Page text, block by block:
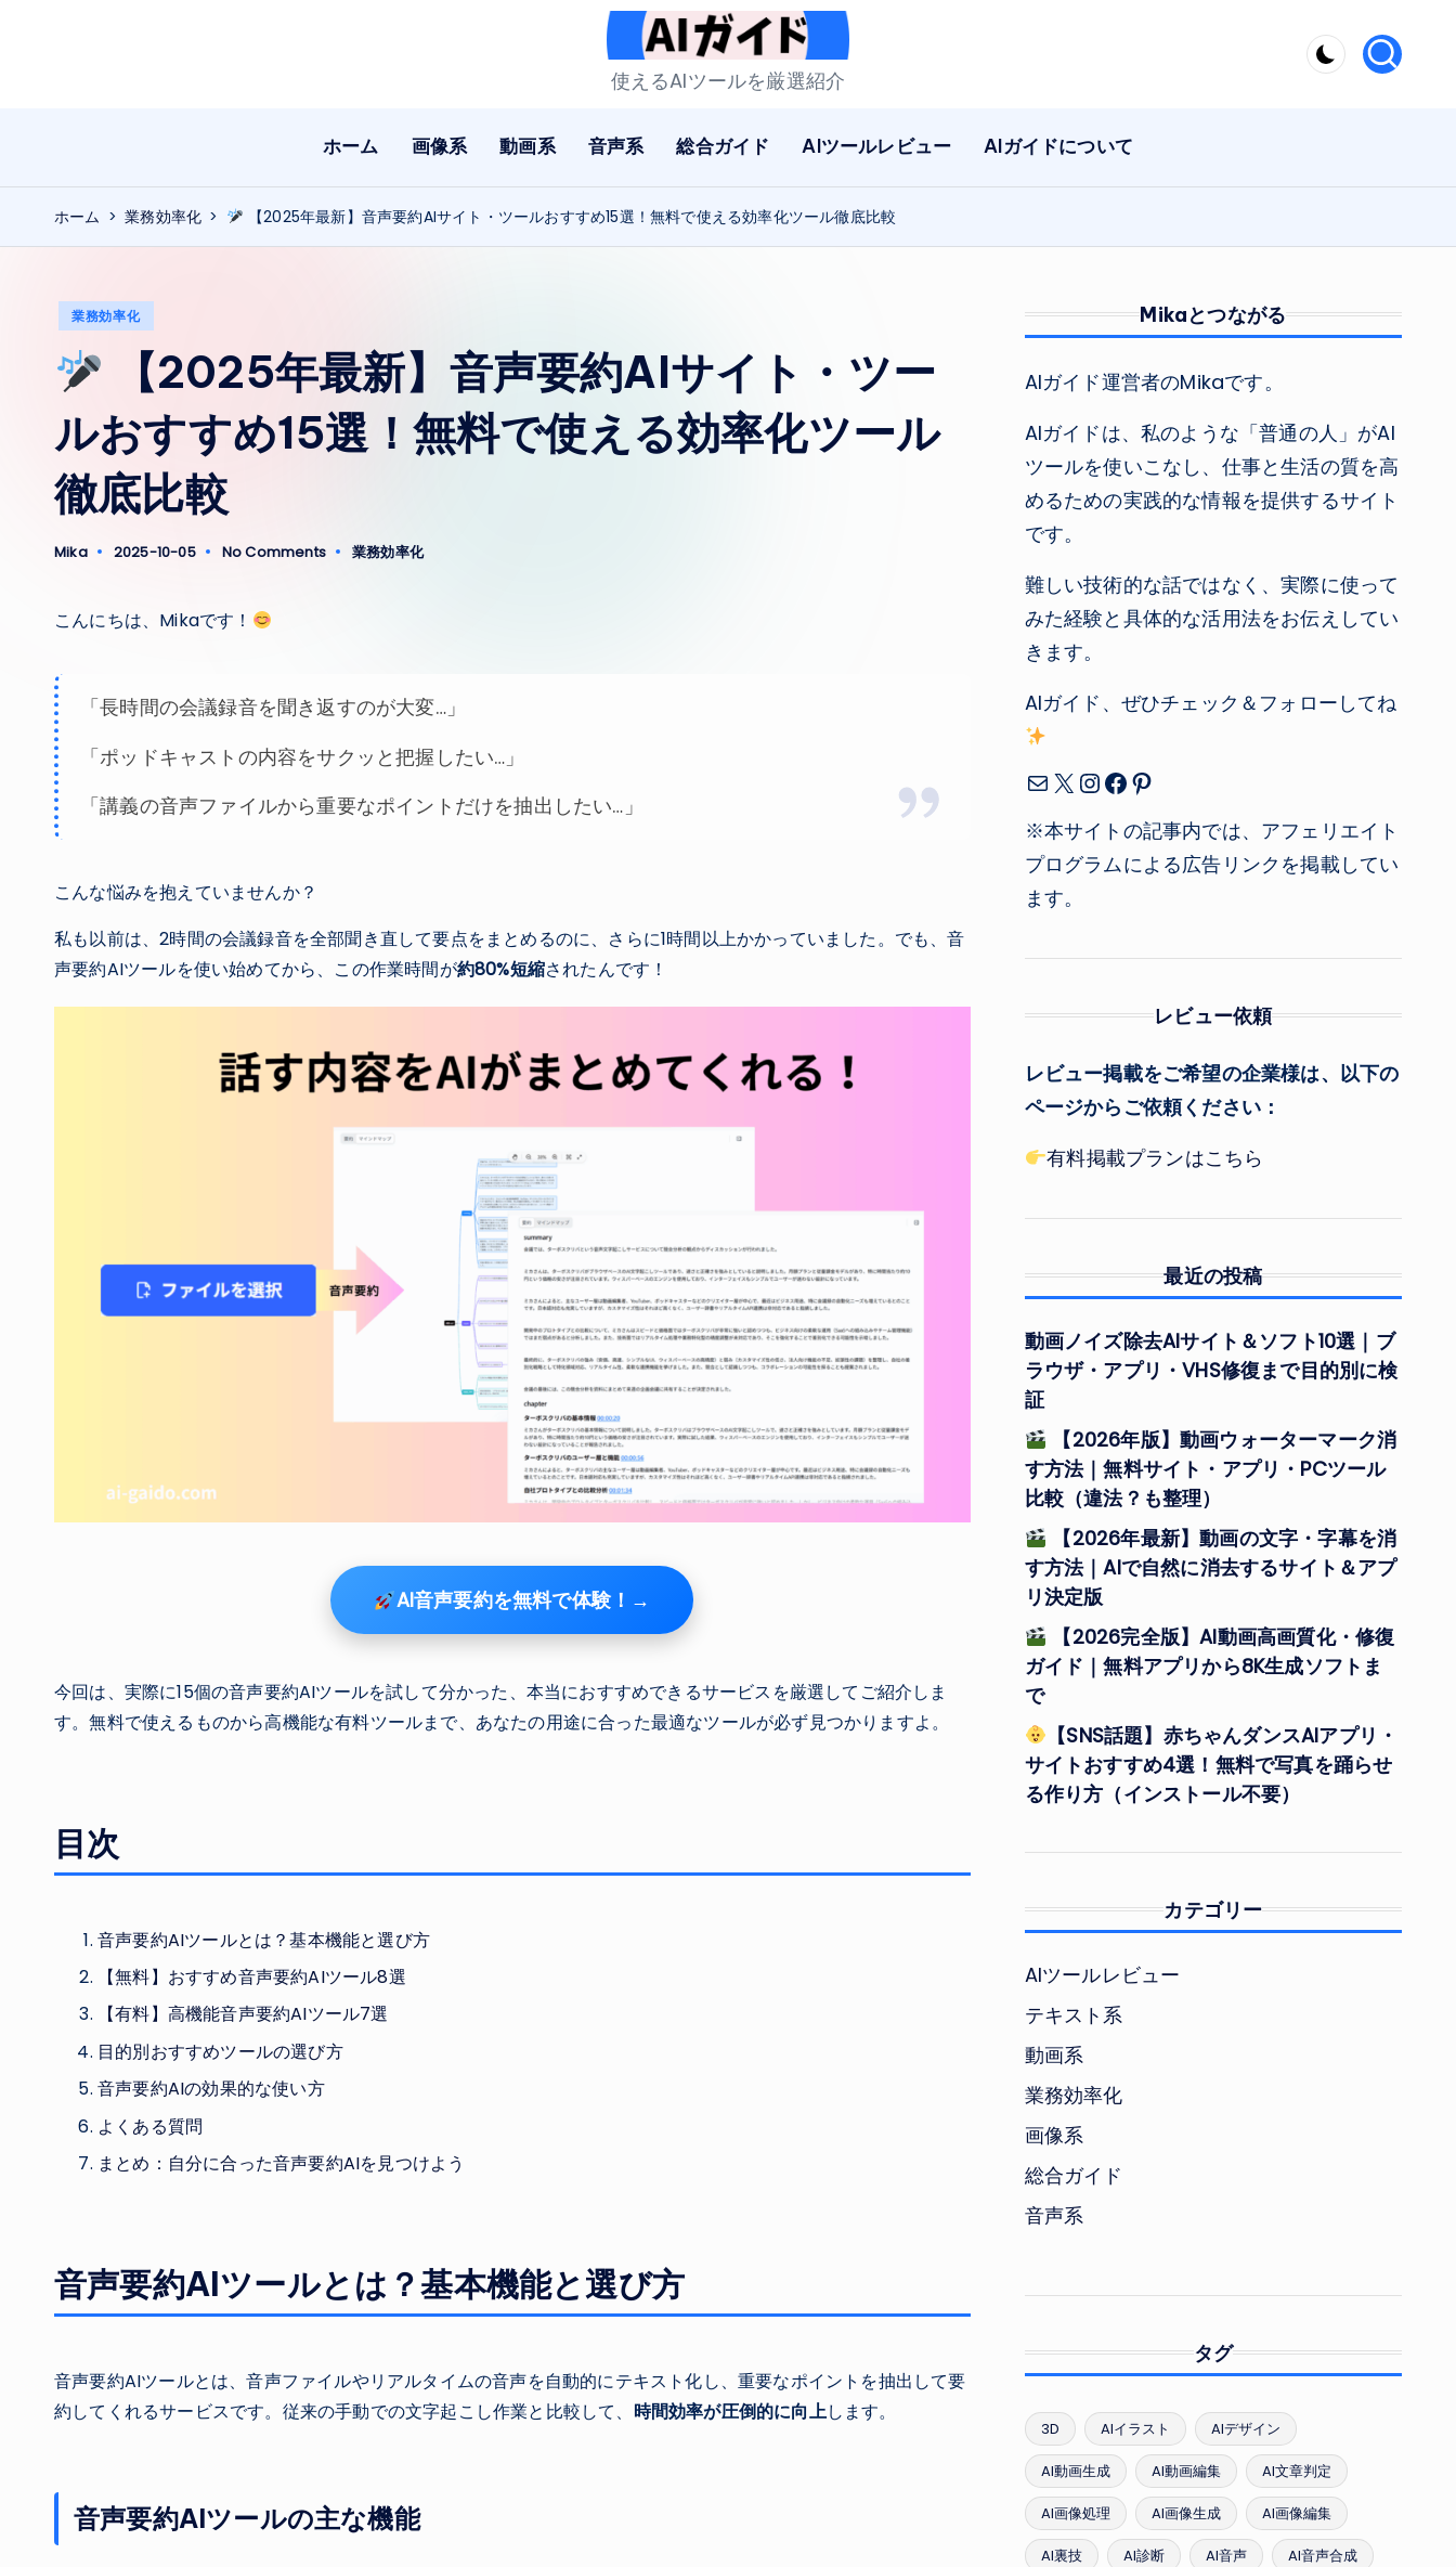
A
ガ
イ
ド
使えるAIツールを厳選紹介
ホーム 画像系 動画系 音声系 総合ガイド AIツールレビュー AIガイドについて
ホーム > 業務効率化 > 【2025年最新】音声要約AIサイト・ツールおすすめ15選！無料で使える効率化ツール徹底比較
Posted
業務効率化
【2025年最新】音声要約AIサイト・ツー
ルおすすめ15選！無料で使える効率化ツール
徹底比較
Posted
Mika 2025-10-05 No Comments Posted
業務効率化
こんにちは、Mikaです！
「長時間の会議録音を聞き返すのが大変…」
「ポッドキャストの内容をサクッと把握したい…」
「講義の音声ファイルから重要なポイントだけを抽出したい…」
こんな悩みを抱えていませんか？
私も以前は、2時間の会議録音を全部聞き直して要点をまとめるのに、さらに1時間以上かかっていました。でも、音
声要約AIツールを使い始めてから、この作業時間が約80%短縮されたんです！
AI音声要約を無料で体験！→
今回は、実際に15個の音声要約AIツールを試して分かった、本当におすすめできるサービスを厳選してご紹介しま
す。無料で使えるものから高機能な有料ツールまで、あなたの用途に合った最適なツールが必ず見つかりますよ。
目次
音声要約AIツールとは？基本機能と選び方
【無料】おすすめ音声要約AIツール8選
【有料】高機能音声要約AIツール7選
目的別おすすめツールの選び方
音声要約AIの効果的な使い方
よくある質問
まとめ：自分に合った音声要約AIを見つけよう
音声要約AIツールとは？基本機能と選び方
音声要約AIツールとは、音声ファイルやリアルタイムの音声を自動的にテキスト化し、重要なポイントを抽出して要
約してくれるサービスです。従来の手動での文字起こし作業と比較して、 時間効率が圧倒的に向上します。
音声要約AIツールの主な機能
Mikaとつながる
AIガイド運営者のMikaです。
AIガイドは、私のような「普通の人」がAI
ツールを使いこなし、仕事と生活の質を高
めるための実践的な情報を提供するサイト
です。
難しい技術的な話ではなく、実際に使って
みた経験と具体的な活用法をお伝えしてい
きます。
AIガイド、ぜひチェック＆フォローしてね
メールX Instagram
Facebook
Pinterest
※本サイトの記事内では、アフェリエイト
プログラムによる広告リンクを掲載してい
ます。
レビュー依頼
レビュー掲載をご希望の企業様は、以下の
ページからご依頼ください：
有料掲載プランはこちら
最近の投稿
動画ノイズ除去AIサイト＆ソフト10選｜ブ
ラウザ・アプリ・VHS修復まで目的別に検
証
【2026年版】動画ウォーターマーク消
す方法｜無料サイト・アプリ・PCツール
比較（違法？も整理）
【2026年最新】動画の文字・字幕を消
す方法｜AIで自然に消去するサイト＆アプ
リ決定版
【2026完全版】AI動画高画質化・修復
ガイド｜無料アプリから8K生成ソフトま
で
【SNS話題】赤ちゃんダンスAIアプリ・
サイトおすすめ4選！無料で写真を踊らせ
る作り方（インストール不要）
カテゴリー
AIツールレビュー
テキスト系
動画系
業務効率化
画像系
総合ガイド
音声系
タグ
3D AIイラスト AIデザイン
AI動画生成 AI動画編集 AI文章判定
AI画像処理 AI画像生成 AI画像編集
AI裏技 AI診断 AI音声 AI音声合成